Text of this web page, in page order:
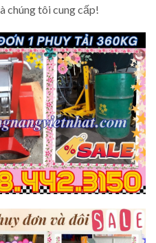
chúng tôi cung cấp!